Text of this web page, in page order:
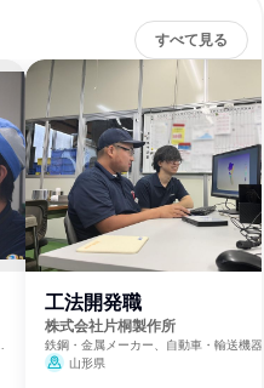
すべて見る
工法開発職
株式会社片桐製作所
鉄鋼・金属メーカー、自動車・輸送機
カー 山形県